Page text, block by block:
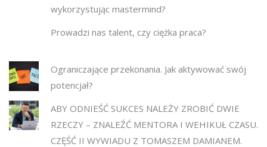
wykorzystując mastermind?
Prowadzi nas talent, czy ciężka praca?
Ograniczające przekonania. Jak aktywować swój
potencjał?
ABY ODNIEŚĆ SUKCES NALEŻY ZROBIĆ DWIE
RZECZY – ZNALEŹĆ MENTORA I WEHIKUŁ CZASU.
CZĘŚĆ II WYWIADU Z TOMASZEM DAMIANEM.